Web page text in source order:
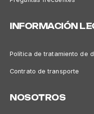
INFORMACIÓN
Política de tratamiento de
Contrato de transporte
NOSOTROS